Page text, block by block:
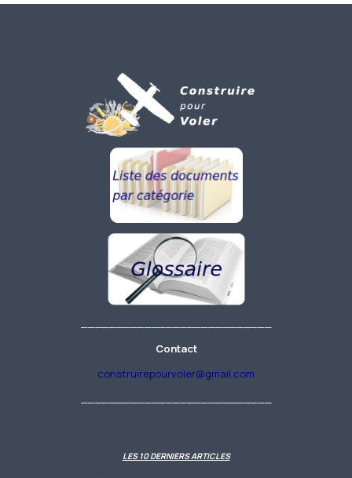
Contact
construirepourvoler@gmail.com
LES 10 DERNIERS ARTICLES